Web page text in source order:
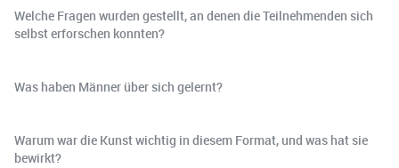
Welche Fragen wurden gestellt, an denen die Teilnehmenden sich
selbst erforschen konnten?
Was haben Männer über sich gelernt?
Warum war die Kunst wichtig in diesem Format, und was hat sie
bewirkt?